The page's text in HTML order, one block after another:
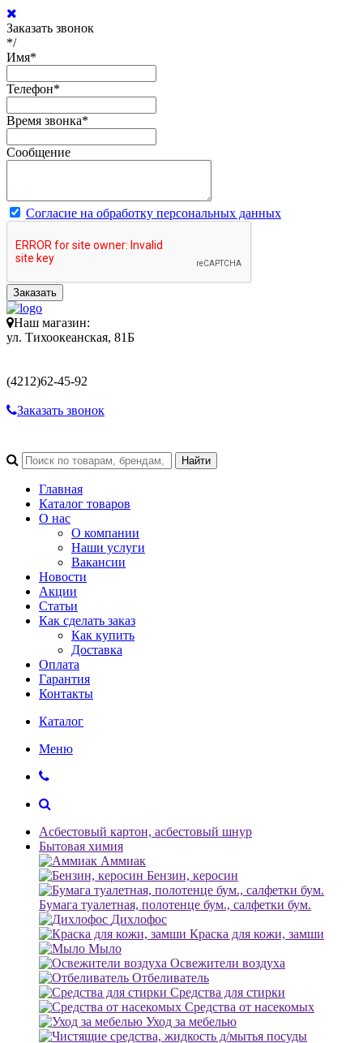
Заказать звонок
*/
Имя*
Телефон*
Время звонка*
Сообщение
Согласие на обработку персональных данных
Заказать
Наш магазин:
ул. Тихоокеанская, 81Б
(4212)62-45-92
Заказать звонок
Главная
Каталог товаров
О нас
О компании
Наши услуги
Вакансии
Новости
Акции
Статьи
Как сделать заказ
Как купить
Доставка
Оплата
Гарантия
Контакты
Каталог
Меню
Асбестовый картон, асбестовый шнур
Бытовая химия
Аммиак
Бензин, керосин
Бумага туалетная, полотенце бум., салфетки бум.
Дихлофос
Краска для кожи, замши
Мыло
Освежители воздуха
Отбеливатель
Средства для стирки
Средства от насекомых
Уход за мебелью